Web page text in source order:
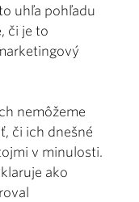
uhľa pohľadu
či je to
nemôžeme
či ich dnešné
v minulosti.
ako